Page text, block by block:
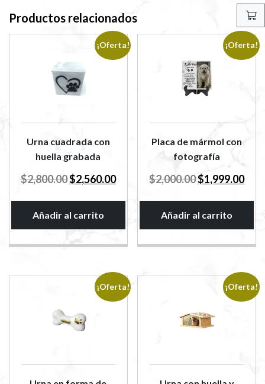
Productos relacionados
¡Oferta!
Urna cuadrada con
huella grabada
$2,800.00 El
original
era:
$2,560.00El
actual
Añadir al carrito
¡Oferta!
Placa de mármol con
fotografía
$2,000.00 El
original
era:
$1,999.00El
Añadir al carrito
¡Oferta! ¡Oferta!